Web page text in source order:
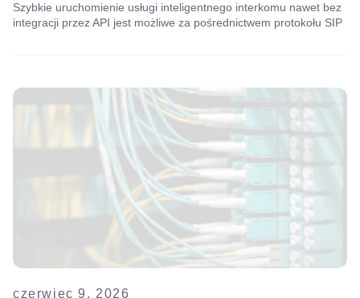
Szybkie uruchomienie usługi inteligentnego interkomu nawet bez
integracji przez API jest możliwe za pośrednictwem protokołu SIP
czerwiec 9, 2026